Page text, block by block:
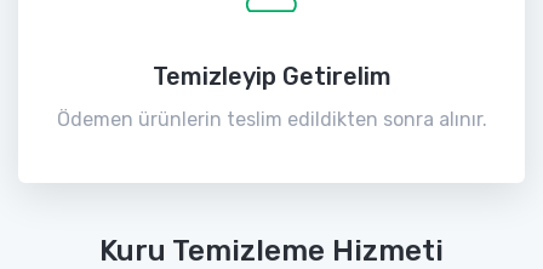
Temizleyip Getirelim
Ödemen ürünlerin teslim edildikten sonra alınır.
Kuru Temizleme Hizmeti